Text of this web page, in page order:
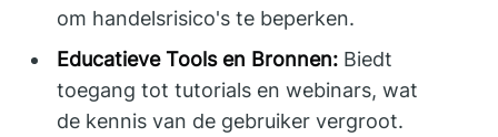
om handelsrisico's te beperken.
Educatieve Tools en Bronnen: Biedt
toegang tot tutorials en webinars, wat
de kennis van de gebruiker vergroot.